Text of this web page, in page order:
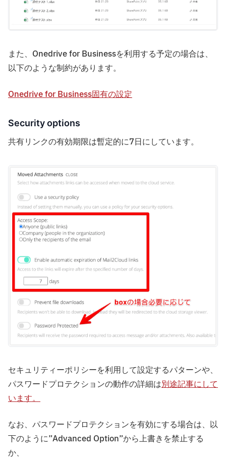
また、Onedrive for Businessを利用する予定の場合は、
以下のような制約があります。
Onedrive for Business固有の設定
Security options
共有リンクの有効期限は暫定的に7日にしています。
セキュリティーポリシーを利用して設定するパターンや、
パスワードプロテクションの動作の詳細は別途記事にして
います。
なお、パスワードプロテクションを有効にする場合は、以
下のように”Advanced Option”から上書きを禁止する
か、